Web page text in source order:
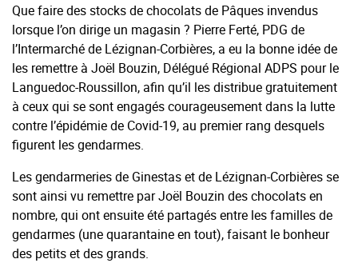
Que faire des stocks de chocolats de Pâques invendus
lorsque l’on dirige un magasin ? Pierre Ferté, PDG de
l’Intermarché de Lézignan-Corbières, a eu la bonne idée de
les remettre à Joël Bouzin, Délégué Régional ADPS pour le
Languedoc-Roussillon, afin qu’il les distribue gratuitement
à ceux qui se sont engagés courageusement dans la lutte
contre l’épidémie de Covid-19, au premier rang desquels
figurent les gendarmes.
Les gendarmeries de Ginestas et de Lézignan-Corbières se
sont ainsi vu remettre par Joël Bouzin des chocolats en
nombre, qui ont ensuite été partagés entre les familles de
gendarmes (une quarantaine en tout), faisant le bonheur
des petits et des grands.